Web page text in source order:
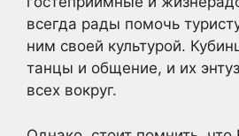
всегда рады помочь
ним своей культурой.
танцы и общение, и их
всех вокруг.